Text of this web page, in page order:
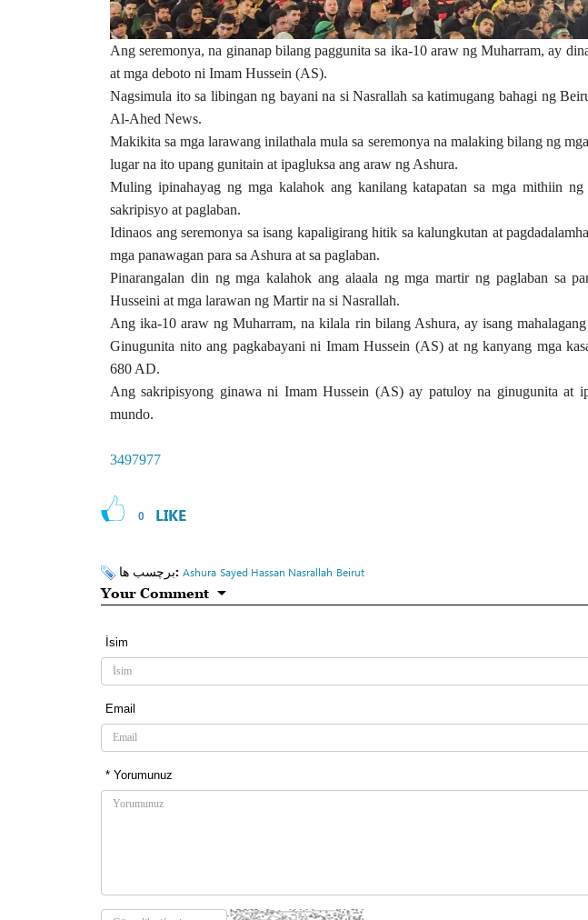
Ang seremonya, na ginanap bilang paggunita sa ika-10 araw ng Muharram, ay
at mga deboto ni Imam Hussein (AS).
Nagsimula ito sa libingan ng bayani na si Nasrallah sa katimugang bahagi ng
Al-Ahed News.
Makikita sa mga larawang inilathala mula sa seremonya na malaking bilang ng
lugar na ito upang gunitain at ipagluksa ang araw ng Ashura.
Muling ipinahayag ng mga kalahok ang kanilang katapatan sa mga mithiin
sakripisyo at paglaban.
Idinaos ang seremonya sa isang kapaligirang hitik sa kalungkutan at
mga panawagan para sa Ashura at sa paglaban.
Pinarangalan din ng mga kalahok ang alaala ng mga martir ng paglaban sa
Husseini at mga larawan ng Martir na si Nasrallah.
Ang ika-10 araw ng Muharram, na kilala rin bilang Ashura, ay isang
Ginugunita nito ang pagkabayani ni Imam Hussein (AS) at ng kanyang mga
680 AD.
Ang sakripisyong ginawa ni Imam Hussein (AS) ay patuloy na ginugunita at
mundo.
3497977
0 LIKE
برچسب ها: Ashura Sayed Hassan Nasrallah Beirut
Your Comment
İsim
Email
* Yorumunuz